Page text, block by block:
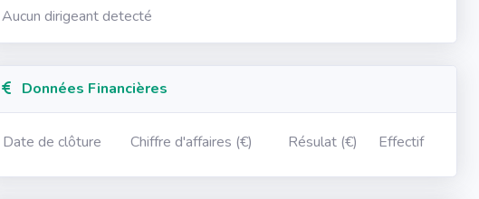
Aucun dirigeant detecté
Données Financières
Date de clôture Chiffre d'affaires (€) Résulat (€) Effectif